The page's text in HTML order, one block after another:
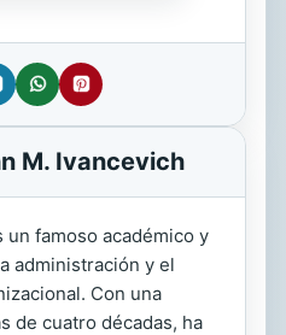
M. Ivancevich
un famoso académico y
administración y el
Con una
de cuatro décadas, ha